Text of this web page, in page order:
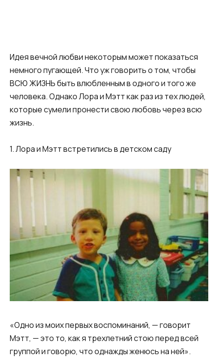
Идея вечной любви некоторым может показаться
немного пугающей. Что уж говорить о том, чтобы
ВСЮ ЖИЗНЬ быть влюбленным в одного и того же
человека. Однако Лора и Мэтт как раз из тех людей,
которые сумели пронести свою любовь через всю
жизнь.
1. Лора и Мэтт встретились в детском саду
«Одно из моих первых воспоминаний, — говорит
Мэтт, — это то, как я трехлетний стою перед всей
группой и говорю, что однажды женюсь на ней».